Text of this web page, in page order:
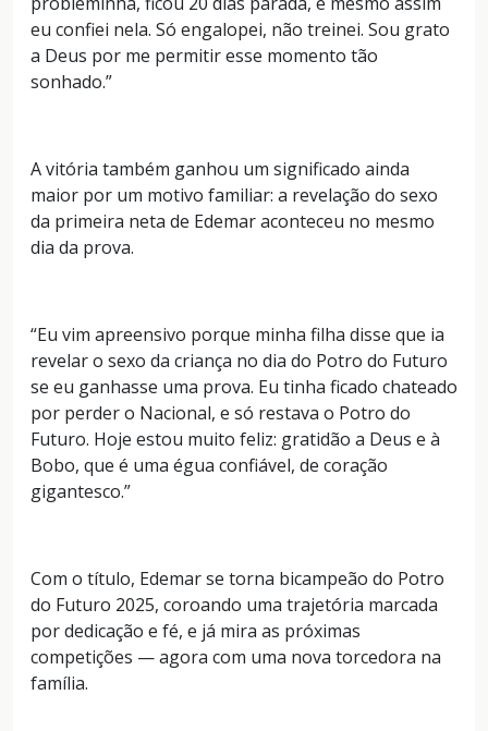
eu confiei nela. Só engalopei, não treinei. Sou grato
a Deus por me permitir esse momento tão
sonhado.”
A vitória também ganhou um significado ainda
maior por um motivo familiar: a revelação do sexo
da primeira neta de Edemar aconteceu no mesmo
dia da prova.
“Eu vim apreensivo porque minha filha disse que ia
revelar o sexo da criança no dia do Potro do Futuro
se eu ganhasse uma prova. Eu tinha ficado chateado
por perder o Nacional, e só restava o Potro do
Futuro. Hoje estou muito feliz: gratidão a Deus e à
Bobo, que é uma égua confiável, de coração
gigantesco.”
Com o título, Edemar se torna bicampeão do Potro
do Futuro 2025, coroando uma trajetória marcada
por dedicação e fé, e já mira as próximas
competições — agora com uma nova torcedora na
família.